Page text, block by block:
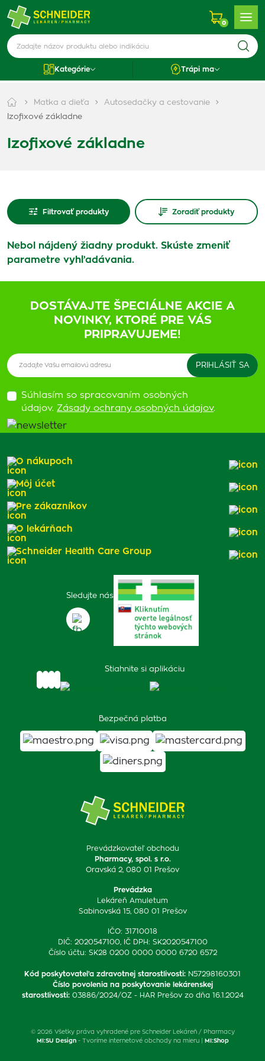
0
Kategórie Trápi ma
Matka a dieťa
Autosedačky a cestovanie
Izofixové základne
Izofixové základne
Filtrovať produkty Zoradiť produkty
Nebol nájdený žiadny produkt. Skúste zmeniť
parametre vyhľadávania.
DOSTÁVAJTE ŠPECIÁLNE AKCIE A
NOVINKY, KTORÉ PRE VÁS
PRIPRAVUJEME!
Súhlasím so spracovaním osobných
údajov. Zásady ochrany osobných údajov.
Prevádzkovateľ obchodu
Pharmacy, spol. s r.o.
Oravská 2, 080 01 Prešov
Prevádzka
Lekáreň Amuletum
Sabinovská 15, 080 01 Prešov
IČO: 31710018
DIČ: 2020547100, IČ DPH: SK2020547100
Číslo účtu: SK28 0200 0000 0000 6720 6572
Kód poskytovateľa zdravotnej starostlivosti: N57298160301
Číslo povolenia na poskytovanie lekárenskej
starostlivosti: 03886/2024/OZ - HAR Prešov zo dňa 16.1.2024
Sledujte nás
Stiahnite si aplikáciu
Bezpečná platba
O nákupoch
Môj účet
Pre zákazníkov
O lekárňach
Schneider Health Care Group
© 2026 Všetky práva vyhradené pre Schneider Lekáreň / Pharmacy
MI:SU Design- Tvoríme internetové obchody na mieru | MI:Shop